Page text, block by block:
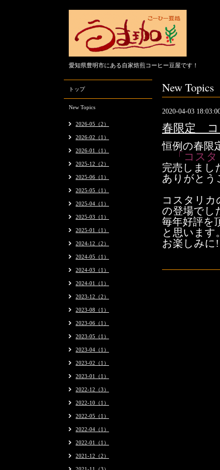
愛知県豊明市にある自家焙煎コーヒー豆屋です！
New Topics
2020-04-03
春限定 コ
恒例の春限
「コス
完売しまし
ありがとう
コスタリカ
の登場でし
毎年好評を
と思います
お楽しみに!
トップ
New Topics
2026-05（2）
2026-02（1）
2026-01（1）
2025-12（2）
2025-06（1）
2025-05（1）
2025-04（1）
2025-03（1）
2025-01（1）
2024-12（2）
2024-05（1）
2024-03（1）
2024-01（1）
2023-12（2）
2023-08（1）
2023-06（1）
2023-05（1）
2023-04（1）
2023-02（1）
2023-01（1）
2022-12（3）
2022-10（1）
2022-05（1）
2022-04（1）
2022-01（1）
2021-12（2）